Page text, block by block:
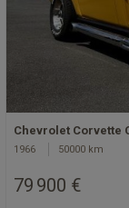
Chevrolet Corvette
1966 50000 km
79 900 €